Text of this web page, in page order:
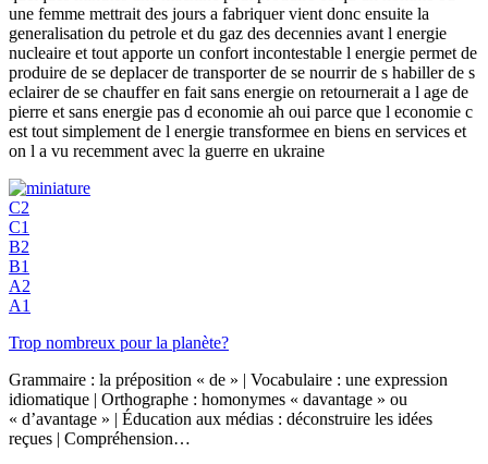
une femme mettrait des jours a fabriquer vient donc ensuite la
generalisation du petrole et du gaz des decennies avant l energie
nucleaire et tout apporte un confort incontestable l energie permet de
produire de se deplacer de transporter de se nourrir de s habiller de s
eclairer de se chauffer en fait sans energie on retournerait a l age de
pierre et sans energie pas d economie ah oui parce que l economie c
est tout simplement de l energie transformee en biens en services et
on l a vu recemment avec la guerre en ukraine
C2
C1
B2
B1
A2
A1
Trop nombreux pour la planète?
Grammaire : la préposition « de » | Vocabulaire : une expression
idiomatique | Orthographe : homonymes « davantage » ou
« d’avantage » | Éducation aux médias : déconstruire les idées
reçues | Compréhension…